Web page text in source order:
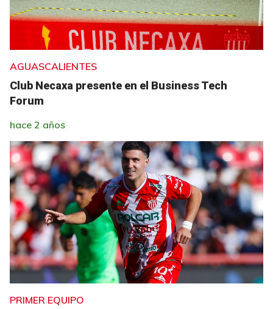
AGUASCALIENTES
Club Necaxa presente en el Business Tech
Forum
hace 2 años
PRIMER EQUIPO